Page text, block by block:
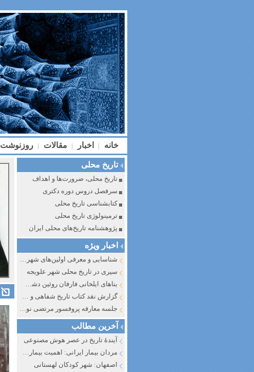
خانه | اخبار | مقالات | روزنوشت
تاریخ محلی
تاریخ محلی، ضرورت‌ها و اهداف
سرفصل دروس دوره دکتری
کتابشناسی تاریخ محلی
ترمینولوژی تاریخ محلی
پژوهشنامه تاریخ‌های محلی ایران
اخبار ویژه
شناسایی و معرفی اولین‌های شهر مشهد
سیری در تاریخ محلی شهر علویجه
بناهای ایلخانی فارفان روئین دشت اصفهان
گزارش نقد کتاب تاریخ شفاهی و جایگاه آن در تاریخ نگاری معاصر ایران ۱۳۸۵-۱۳۵۸
جلسه معارفه پروفسور مرتضی نورائی در دپارتمان شرق‌شناسی دانشگاه صوفیا، بلغارستان
آخرین مطالب
آیندهٔ تاریخ در عصر هوش مصنوعی
مردان بیمار ایرانی: اهمیت بیماری به عنوان عاملی در تفسیر تاریخ سیاسی ایران جدید
اصفهان: شهر کودکان لهستانی